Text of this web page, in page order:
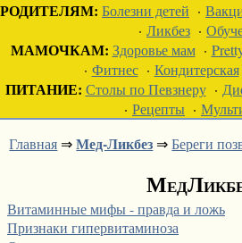
РОДИТЕЛЯМ: Болезни детей ·
· Ликбез ·
МАМОЧКАМ: Здоровье мам·
· Фитнес· Кондитерская
ПИТАНИЕ: Столы по Певзнеру·
· Рецепты ·
Главная ⇒Мед-Ликбез ⇒Береги
Витаминные мифы - правда и ложь
Признаки гипервитаминоза